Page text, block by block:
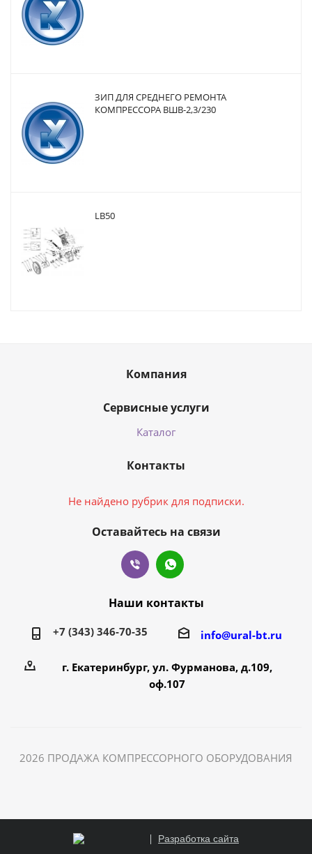
ЗИП ДЛЯ СРЕДНЕГО РЕМОНТА
КОМПРЕССОРА ВШВ-2,3/230
LB50
Компания
Сервисные услуги
Каталог
Контакты
Не найдено рубрик для подписки.
Оставайтесь на связи
Наши контакты
+7 (343) 346-70-35 info@ural-bt.ru
г. Екатеринбург, ул. Фурманова, д.109,
оф.107
2026 ПРОДАЖА КОМПРЕССОРНОГО ОБОРУДОВАНИЯ
Разработка сайта